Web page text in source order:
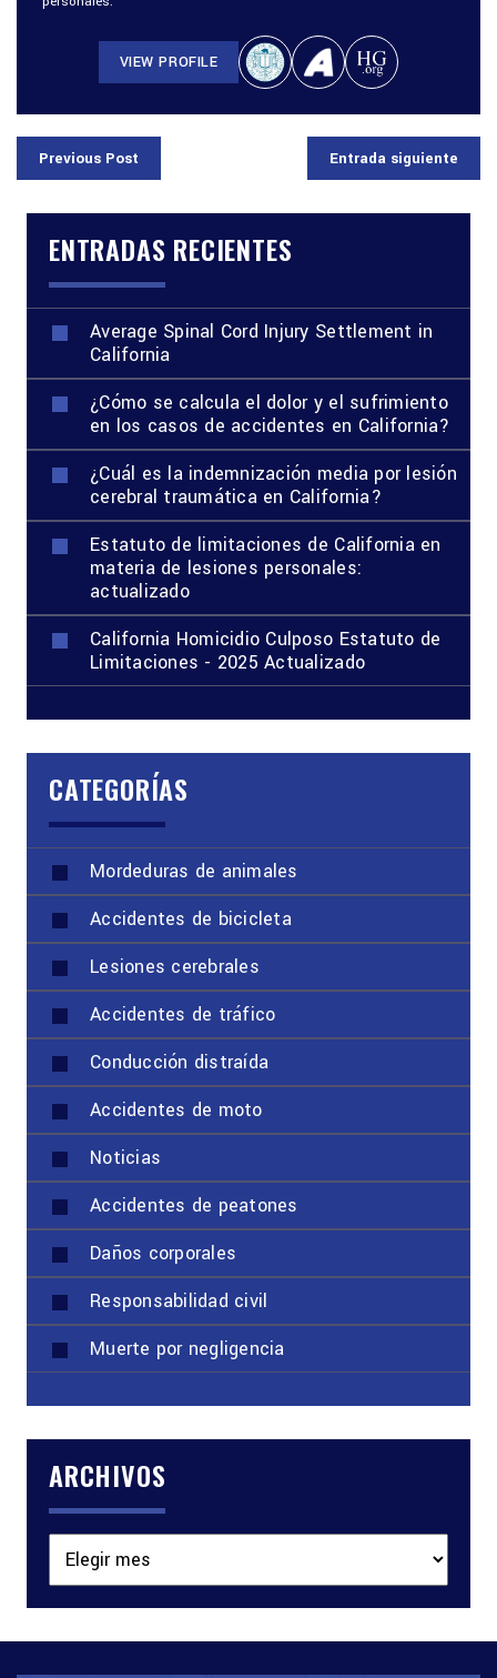
VIEW PROFILE
Previous Post Entrada siguiente
ENTRADAS RECIENTES
Average Spinal Cord Injury Settlement in
California
¿Cómo se calcula el dolor y el sufrimiento
en los casos de accidentes en California?
¿Cuál es la indemnización media por lesión
cerebral traumática en California?
Estatuto de limitaciones de California en
materia de lesiones personales:
actualizado
California Homicidio Culposo Estatuto de
Limitaciones - 2025 Actualizado
CATEGORÍAS
Mordeduras de animales
Accidentes de bicicleta
Lesiones cerebrales
Accidentes de tráfico
Conducción distraída
Accidentes de moto
Noticias
Accidentes de peatones
Daños corporales
Responsabilidad civil
Muerte por negligencia
ARCHIVOS